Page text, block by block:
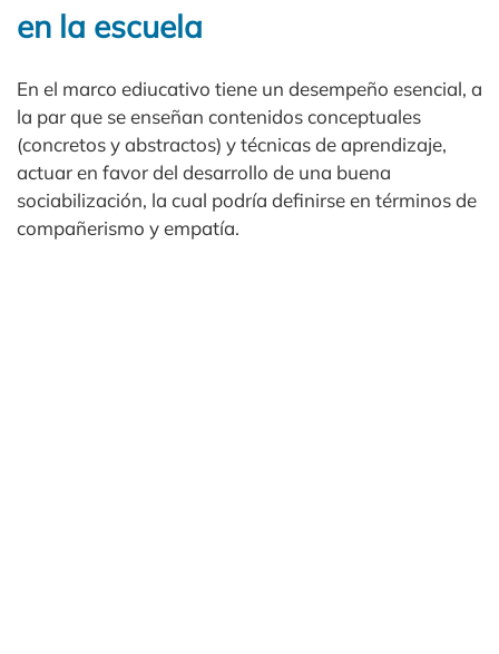
en la escuela
En el marco ediucativo tiene un desempeño esencial, a
la par que se enseñan contenidos conceptuales
(concretos y abstractos) y técnicas de aprendizaje,
actuar en favor del desarrollo de una buena
sociabilización, la cual podría definirse en términos de
compañerismo y empatía.